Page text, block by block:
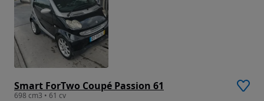
Smart ForTwo Coupé Passion 61
698 cm3 • 61 cv